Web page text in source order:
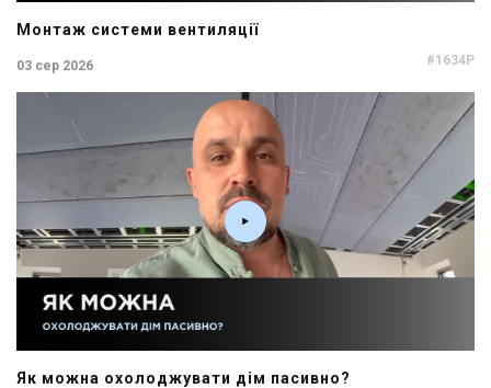
Монтаж системи вентиляції
03 сер 2026 #1634P
Як можна охолоджувати дім пасивно?